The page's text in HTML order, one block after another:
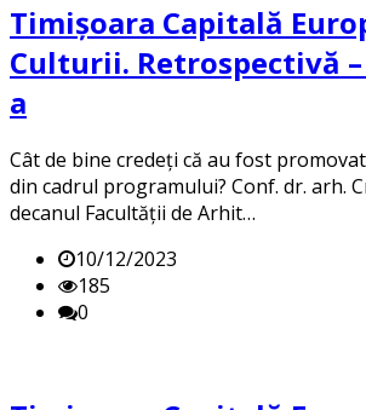
Timișoara Capitală
Culturii. Retrospectivă
a
Cât de bine credeți că au fost
din cadrul programului? Conf. dr. arh.
decanul Facultății de Arhit…
10/12/2023
185
0